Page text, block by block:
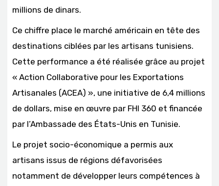
millions de dinars.
Ce chiffre place le marché américain en tête des
destinations ciblées par les artisans tunisiens.
Cette performance a été réalisée grâce au projet
« Action Collaborative pour les Exportations
Artisanales (ACEA) », une initiative de 6,4 millions
de dollars, mise en œuvre par FHI 360 et financée
par l’Ambassade des États-Unis en Tunisie.
Le projet socio-économique a permis aux
artisans issus de régions défavorisées
notamment de développer leurs compétences à